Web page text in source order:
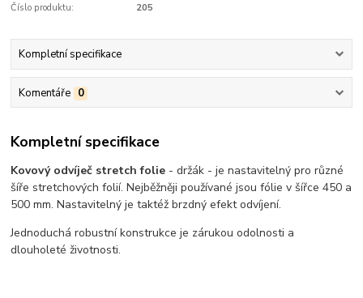
Číslo produktu: 205
Kompletní specifikace
Komentáře 0
Kompletní specifikace
Kovový odvíječ stretch folie - držák - je nastavitelný pro různé
šíře stretchových folií. Nejběžněji používané jsou fólie v šířce 450 a
500 mm. Nastavitelný je taktéž brzdný efekt odvíjení.
Jednoduchá robustní konstrukce je zárukou odolnosti a
dlouholeté životnosti.